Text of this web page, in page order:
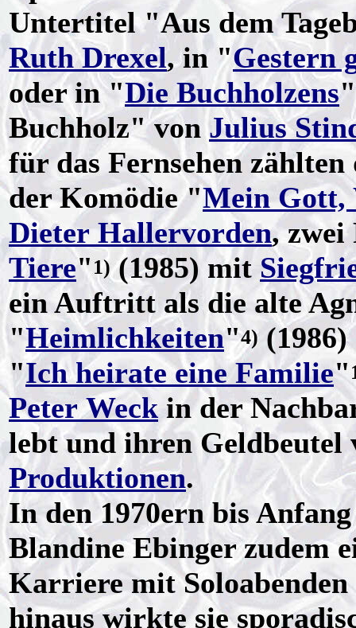
Untertitel "Aus dem
Ruth Drexel, in "Gestern
oder in "Die Buchholzens
Buchholz" vonJulius
für das Fernsehen
der Komödie "Mein
Dieter Hallervorden, zwei
Tiere" 1)(1985) mit
ein Auftritt als die alte
"Heimlichkeiten"4)
"Ich heirate eine Familie"
Peter Weckin der
lebt und ihren
Produktionen.
In den 1970ern bis
Blandine Ebinger zudem
Karriere mit
hinaus wirkte sie